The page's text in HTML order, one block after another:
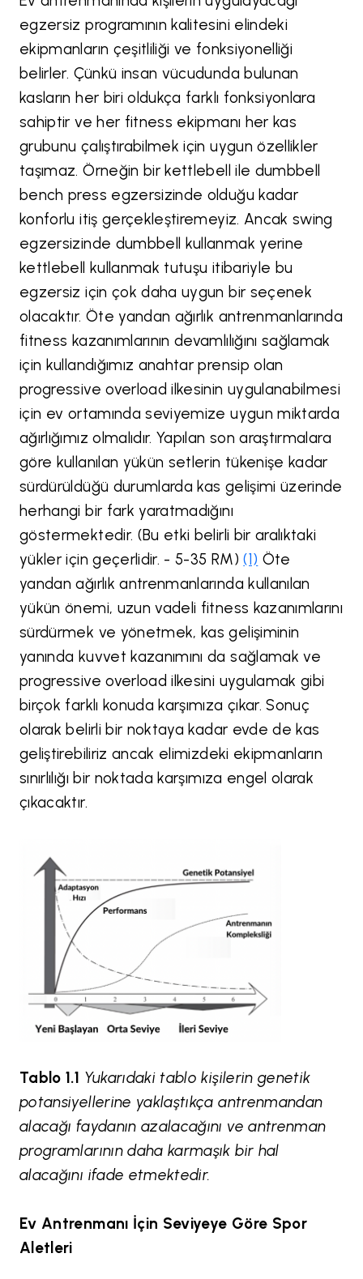
egzersiz programının kalitesini elindeki
ekipmanların çeşitliliği ve fonksiyonelliği
belirler. Çünkü insan vücudunda bulunan
kasların her biri oldukça farklı fonksiyonlara
sahiptir ve her fitness ekipmanı her kas
grubunu çalıştırabilmek için uygun özellikler
taşımaz. Örneğin bir kettlebell ile dumbbell
bench press egzersizinde olduğu kadar
konforlu itiş gerçekleştiremeyiz. Ancak swing
egzersizinde dumbbell kullanmak yerine
kettlebell kullanmak tutuşu itibariyle bu
egzersiz için çok daha uygun bir seçenek
olacaktır. Öte yandan ağırlık antrenmanlarında
fitness kazanımlarının devamlılığını sağlamak
için kullandığımız anahtar prensip olan
progressive overload ilkesinin uygulanabilmesi
için ev ortamında seviyemize uygun miktarda
ağırlığımız olmalıdır. Yapılan son araştırmalara
göre kullanılan yükün setlerin tükenişe kadar
sürdürüldüğü durumlarda kas gelişimi üzerinde
herhangi bir fark yaratmadığını
göstermektedir. (Bu etki belirli bir aralıktaki
yükler için geçerlidir. - 5-35 RM)(1) Öte
yandan ağırlık antrenmanlarında kullanılan
yükün önemi, uzun vadeli fitness kazanımlarını
sürdürmek ve yönetmek, kas gelişiminin
yanında kuvvet kazanımını da sağlamak ve
progressive overload ilkesini uygulamak gibi
birçok farklı konuda karşımıza çıkar. Sonuç
olarak belirli bir noktaya kadar evde de kas
geliştirebiliriz ancak elimizdeki ekipmanların
sınırlılığı bir noktada karşımıza engel olarak
çıkacaktır.
Tablo 1.1 Yukarıdaki tablo kişilerin genetik
potansiyellerine yaklaştıkça antrenmandan
alacağı faydanın azalacağını ve antrenman
programlarının daha karmaşık bir hal
alacağını ifade etmektedir.
Ev Antrenmanı İçin Seviyeye Göre Spor
Aletleri